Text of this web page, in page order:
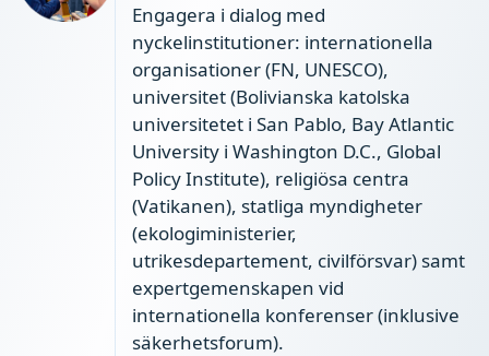
Engagera i dialog med
nyckelinstitutioner: internationella
organisationer (FN, UNESCO),
universitet (Bolivianska katolska
universitetet i San Pablo, Bay Atlantic
University i Washington D.C., Global
Policy Institute), religiösa centra
(Vatikanen), statliga myndigheter
(ekologiministerier,
utrikesdepartement, civilförsvar) samt
expertgemenskapen vid
internationella konferenser (inklusive
säkerhetsforum).